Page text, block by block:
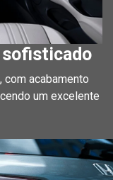
sofisticado
acabamento
um excelente